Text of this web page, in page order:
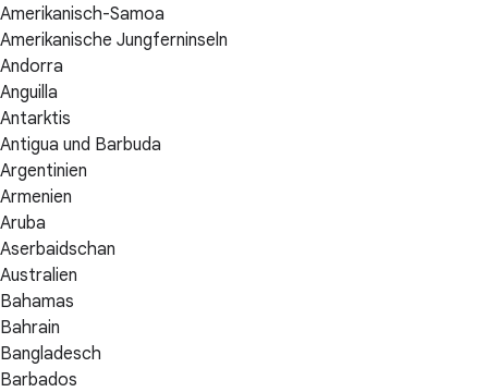
Amerikanisch-Samoa
Amerikanische Jungferninseln
Andorra
Anguilla
Antarktis
Antigua und Barbuda
Argentinien
Armenien
Aruba
Aserbaidschan
Australien
Bahamas
Bahrain
Bangladesch
Barbados